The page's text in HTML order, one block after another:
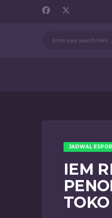
JADWAL
IEM